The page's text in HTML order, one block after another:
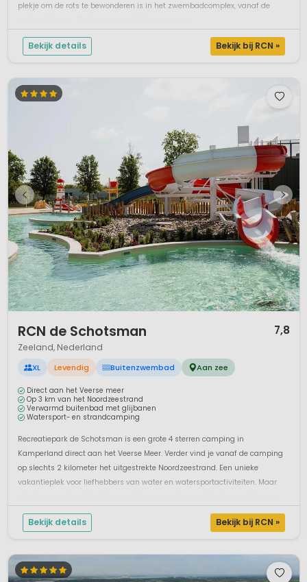
plekje om de rots te bewonderen is in het zwembadcomplex, vanaf de
Bekijk details Bekijk bij RCN »
RCN de Schotsman 7,8
Zeeland, Nederland
XL Levendig Buitenzwembad Aan zee
Direct aan het Veerse meer
Op 3 km van het Noordzeestrand
Verwarmd buitenbad met glijbanen
Watersport- en strandcamping
Recreatiepark de Schotsman is een grote 4 sterren camping in
Kamperland direct aan het Veerse Meer. Verder vind je vanaf de camping
op slechts 2 kilometer het uitgestrekte Noordzeestrand. Een unieke
vakantieplek voor liefhebbers van water en watersportactiviteiten. Maar
hun trekk...
Bekijk details Bekijk bij RCN »